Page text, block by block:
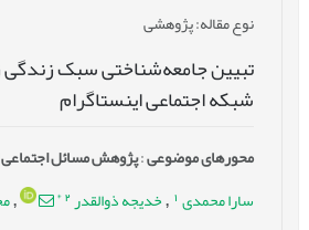
نوع مقاله: پژوهشی
تبیین جامعه‌شناختی سبک زندگی
شبکه اجتماعی اینستاگرام
محورهای موضوعی:پژوهش مسائل اجتماعی
سارا محمدی , خدیجه ذوالقدر 2
*
,